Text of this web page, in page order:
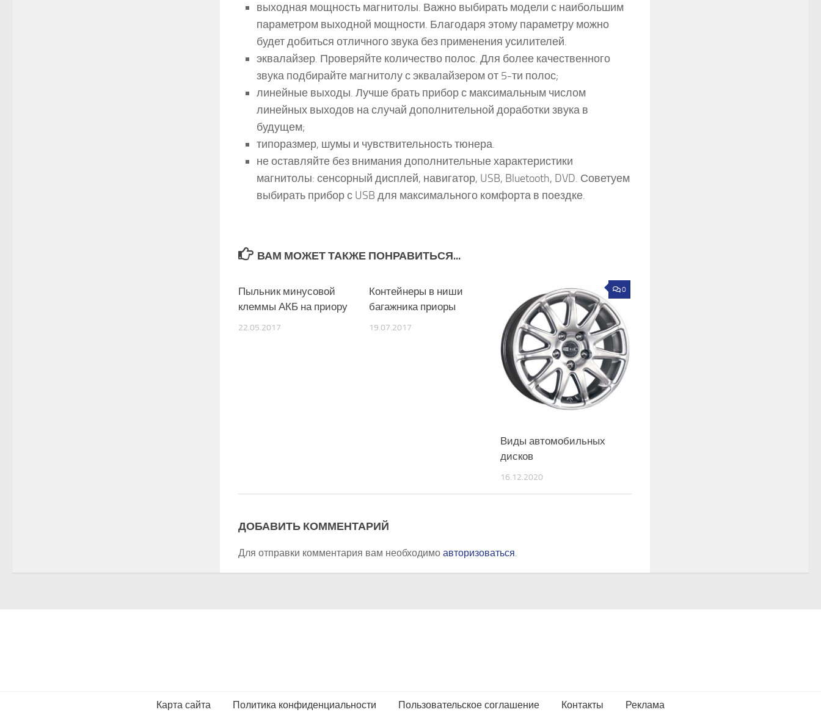
выходная мощность магнитолы. Важно выбирать модели с наибольшим
параметром выходной мощности. Благодаря этому параметру можно
будет добиться отличного звука без применения усилителей.
эквалайзер. Проверяйте количество полос. Для более качественного
звука подбирайте магнитолу с эквалайзером от 5-ти полос;
линейные выходы. Лучше брать прибор с максимальным числом
линейных выходов на случай дополнительной доработки звука в
будущем;
типоразмер, шумы и чувствительность тюнера.
не оставляйте без внимания дополнительные характеристики
магнитолы: сенсорный дисплей, навигатор, USB, Bluetooth, DVD. Советуем
выбирать прибор с USB для максимального комфорта в поездке.
ВАМ МОЖЕТ ТАКЖЕ ПОНРАВИТЬСЯ...
Пыльник минусовой
клеммы АКБ на приору
22.05.2017
Контейнеры в ниши
багажника приоры
19.07.2017
0
Виды автомобильных
дисков
16.12.2020
ДОБАВИТЬ КОММЕНТАРИЙ
Для отправки комментария вам необходимо авторизоваться.
Карта сайта Политика конфиденциальности Пользовательское соглашение Контакты Реклама